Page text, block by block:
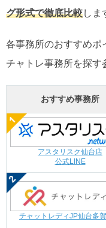
グ形式で徹底比較しま
各事務所のおすすめポ
チャトレ事務所を探す
おすすめ事務所
アスタリスク仙台店
公式LINE
チャットレディJP仙台多